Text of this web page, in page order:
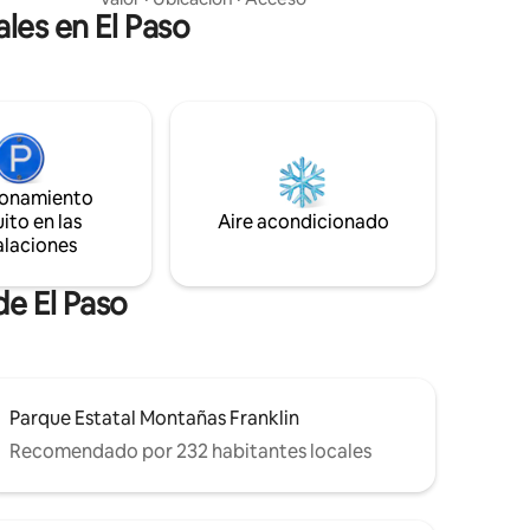
Perfecto para familias, grupos pequeños
o viajeros de negocios, este alojamiento
Convenientemente ubicado cerca de
tiendas, restaurantes y atracciones
locales, tendrás todo lo que necesitas
para una estancia inolvidable.
en El Paso
en las
Aire acondicionado
El Paso
Parque Estatal Montañas Franklin
Recomendado por 232 habitantes locales